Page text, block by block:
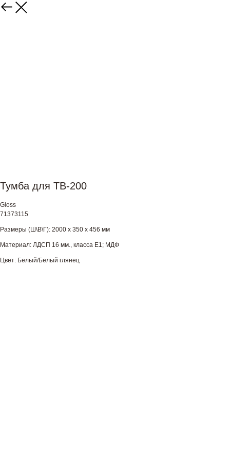
Тумба для ТВ-200
Gloss
71373115
Размеры (Ш\В\Г): 2000 х 350 х 456 мм
Материал: ЛДСП 16 мм., класса Е1; МДФ
Цвет: Белый/Белый глянец